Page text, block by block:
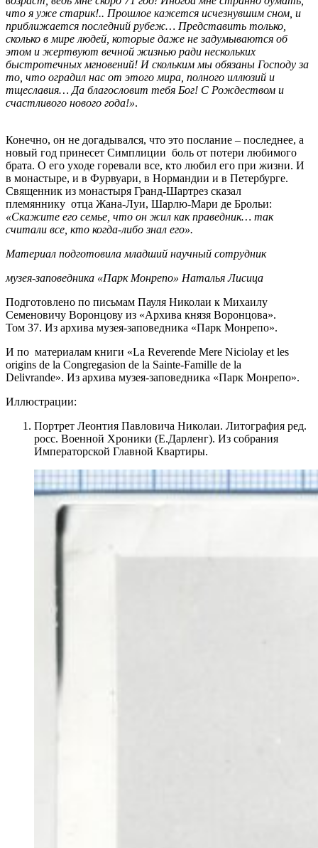
что я уже старик!.. Прошлое кажется исчезнувшим сном, и
приближается последний рубеж… Представить только,
сколько в мире людей, которые даже не задумываются об
этом и жертвуют вечной жизнью ради нескольких
быстротечных мгновений! И скольким мы обязаны Господу за
то, что оградил нас от этого мира, полного иллюзий и
тщеславия… Да благословит тебя Бог! С Рождеством и
счастливого нового года!».
Конечно, он не догадывался, что это послание – последнее, а
новый год принесет Симплиции боль от потери любимого
брата. О его уходе горевали все, кто любил его при жизни. И
в монастыре, и в Фурвуари, в Нормандии и в Петербурге.
Священник из монастыря Гранд-Шартрез сказал
племяннику отца Жана-Луи, Шарлю-Мари де Брольи:
«Скажите его семье, что он жил как праведник… так
считали все, кто когда-либо знал его».
Материал подготовила младший научный сотрудник
музея-заповедника «Парк Монрепо» Наталья Лисица
Подготовлено по письмам Пауля Николаи к Михаилу
Семеновичу Воронцову из «Архива князя Воронцова».
Том 37. Из архива музея-заповедника «Парк Монрепо».
И по материалам книги «La Reverende Mere Niciolay et les
origins de la Congregasion de la Sainte-Famille de la
Delivrande». Из архива музея-заповедника «Парк Монрепо».
Иллюстрации:
Портрет Леонтия Павловича Николаи. Литография ред.
росс. Военной Хроники (Е.Дарленг). Из собрания
Императорской Главной Квартиры.